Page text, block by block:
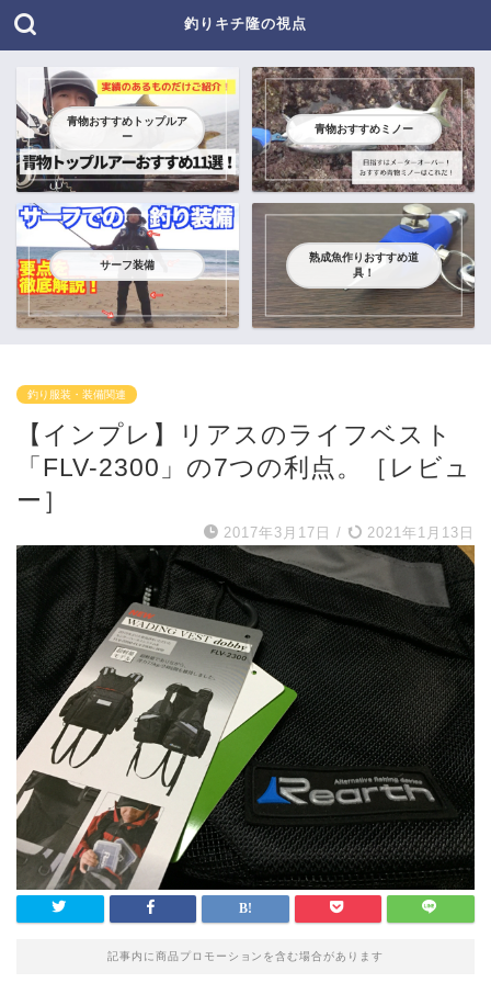
釣りキチ隆の視点
青物おすすめトップルア
ー
青物おすすめミノー
サーフ装備
熟成魚作りおすすめ道
具！
釣り服装・装備関連
【インプレ】リアスのライフベスト
「FLV-2300」の7つの利点。［レビュ
ー］
2017年3月17日 / 2021年1月13日
記事内に商品プロモーションを含む場合があります